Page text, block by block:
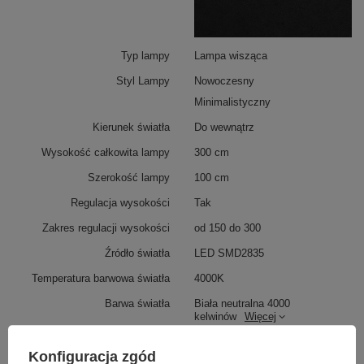
Typ lampy Lampa wisząca
Styl Lampy
Nowoczesny
Minimalistyczny
Kierunek światła Do wewnątrz
Wysokość całkowita lampy 300 cm
Szerokość lampy 100 cm
Regulacja wysokości Tak
Zakres regulacji wysokości od 150 do 300
Źródło światła LED SMD2835
Temperatura barwowa światła 4000K
Barwa światła
Biała neutralna 4000
kelwinów
Więcej
Konfiguracja zgód